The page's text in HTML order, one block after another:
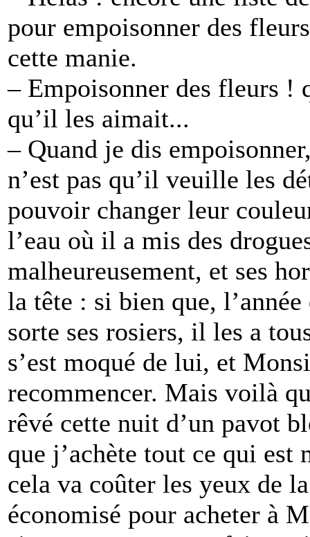
pour empoisonner des
cette manie.
– Empoisonner des fleurs !
qu’il les aimait...
– Quand je dis
n’est pas qu’il veuille les
pouvoir changer leur
l’eau où il a mis des
malheureusement, et ses
la tête : si bien que,
sorte ses rosiers, il les a
s’est moqué de lui, et
recommencer. Mais voilà
rêvé cette nuit d’un pavot
que j’achète tout ce qui est
cela va coûter les yeux de
économisé pour acheter à